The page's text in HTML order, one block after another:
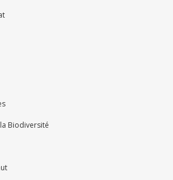
Biodiversité